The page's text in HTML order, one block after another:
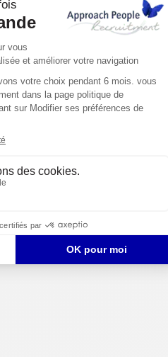
bien compris nos
de notre marché.
réactivité et